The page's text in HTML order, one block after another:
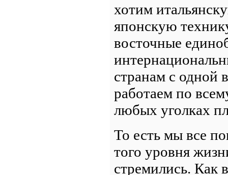
хотим
японскую
восточные
странам с одной
работаем по
любых уголках
То есть мы все
того уровня
стремились. Как